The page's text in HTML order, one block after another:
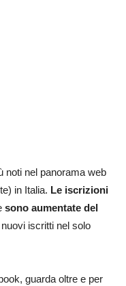
noti nel panorama web
in Italia. Le iscrizioni
sono aumentate del
iscritti nel solo
guarda oltre e per